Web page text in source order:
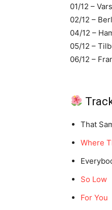
01/12 –
02/12 –
04/12 –
05/12 –
06/12 –
That
Where
So Low
For You